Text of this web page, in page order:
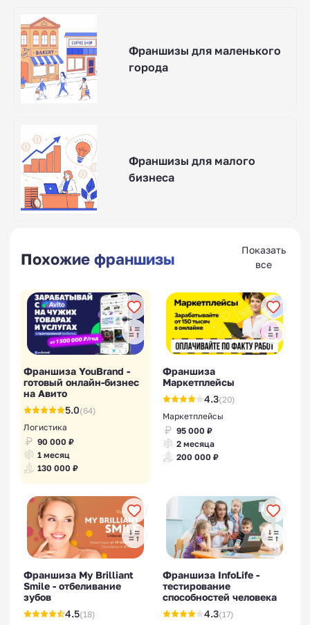
Франшизы для маленького
города
Франшизы для малого
бизнеса
Похожие франшизы
Показать
все
Франшиза YouBrand -
готовый онлайн-бизнес
на Авито
5.0(64)
Логистика
90 000 ₽
1 месяц
130 000 ₽
Франшиза
Маркетплейсы
4.3(20)
Маркетплейсы
95 000 ₽
2 месяца
200 000 ₽
Франшиза My Brilliant
Smile - отбеливание
зубов
4.5(18)
Франшиза InfoLife -
тестирование
способностей человека
4.3(17)